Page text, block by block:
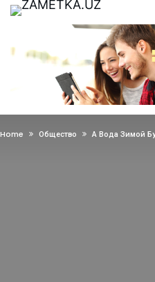
Home Общество А Вода Зимой